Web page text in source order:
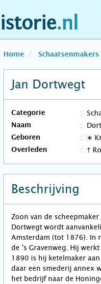
Home Schaatsenmakers
Jan Dortwegt
Categorie
Naam
Geboren ∗
Overleden †
Beschrijving
Zoon van de
Dortwegt wordt
Amsterdam (tot 1876). In
de ’s Gravenweg. Hij
1890 is hij ketelmaker
daar een smederij annex
het bedrijf naar de